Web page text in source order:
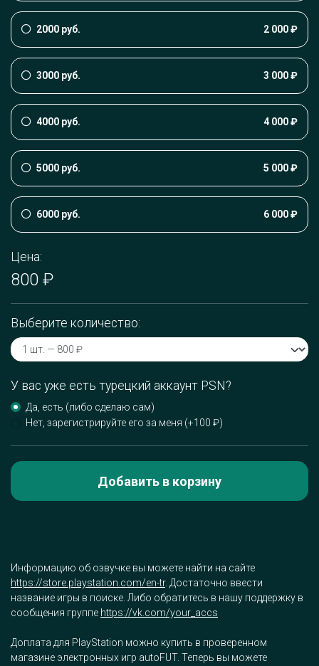
2000 руб. 2 000 ₽
3000 руб. 3 000 ₽
4000 руб. 4 000 ₽
5000 руб. 5 000 ₽
6000 руб. 6 000 ₽
Цена:
800 ₽
Выберите количество:
У вас уже есть турецкий аккаунт PSN?
Да, есть (либо сделаю сам)
Нет, зарегистрируйте его за меня (+100 ₽)
Добавить в корзину
Информацию об озвучке вы можете найти на сайте
https://store.playstation.com/en-tr. Достаточно ввести
название игры в поиске. Либо обратитесь в нашу поддержку в
сообщения группе https://vk.com/your_accs
Доплата для PlayStation можно купить в проверенном
магазине электронных игр autoFUT. Теперь вы можете